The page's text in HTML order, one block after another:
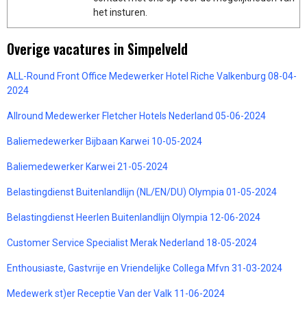
het insturen.
Overige vacatures in Simpelveld
ALL-Round Front Office Medewerker Hotel Riche Valkenburg 08-04-
2024
Allround Medewerker Fletcher Hotels Nederland 05-06-2024
Baliemedewerker Bijbaan Karwei 10-05-2024
Baliemedewerker Karwei 21-05-2024
Belastingdienst Buitenlandlijn (NL/EN/DU) Olympia 01-05-2024
Belastingdienst Heerlen Buitenlandlijn Olympia 12-06-2024
Customer Service Specialist Merak Nederland 18-05-2024
Enthousiaste, Gastvrije en Vriendelijke Collega Mfvn 31-03-2024
Medewerk st)er Receptie Van der Valk 11-06-2024